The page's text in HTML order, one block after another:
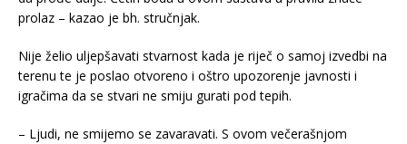
prolaz – kazao je bh. stručnjak.
Nije želio uljepšavati stvarnost kada je riječ o samoj izvedbi na
terenu te je poslao otvoreno i oštro upozorenje javnosti i
igračima da se stvari ne smiju gurati pod tepih.
– Ljudi, ne smijemo se zavaravati. S ovom večerašnjom